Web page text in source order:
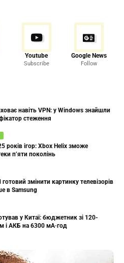
Youtube
Subscribe
Google News
Follow
навіть VPN: у Windows знайшли
стеження
років ігор: Xbox Helix зможе
п’яти поколінь
змінити картинку телевізорів
в Samsung
у Китаї: бюджетник зі 120-
і АКБ на 6300 мА·год